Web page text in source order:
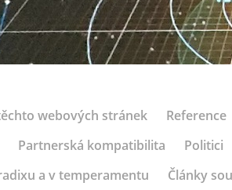
webových stránek Reference
Partnerská kompatibilita Politici
a v temperamentu
Články